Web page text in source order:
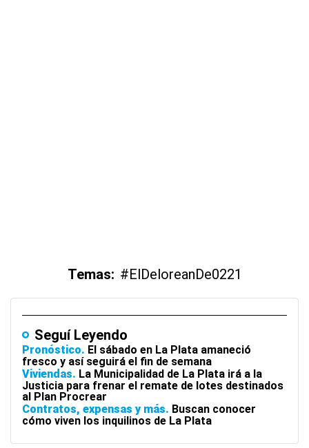
Temas: #ElDeloreanDe0221
Seguí Leyendo
Pronóstico El sábado en La Plata amaneció
fresco y así seguirá el fin de semana
Viviendas La Municipalidad de La Plata irá a la
Justicia para frenar el remate de lotes destinados
al Plan Procrear
Contratos, expensas y más Buscan conocer
cómo viven los inquilinos de La Plata